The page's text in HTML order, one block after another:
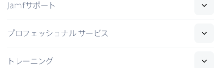
Jamfサポート
プロフェッショナル サービス
トレーニング